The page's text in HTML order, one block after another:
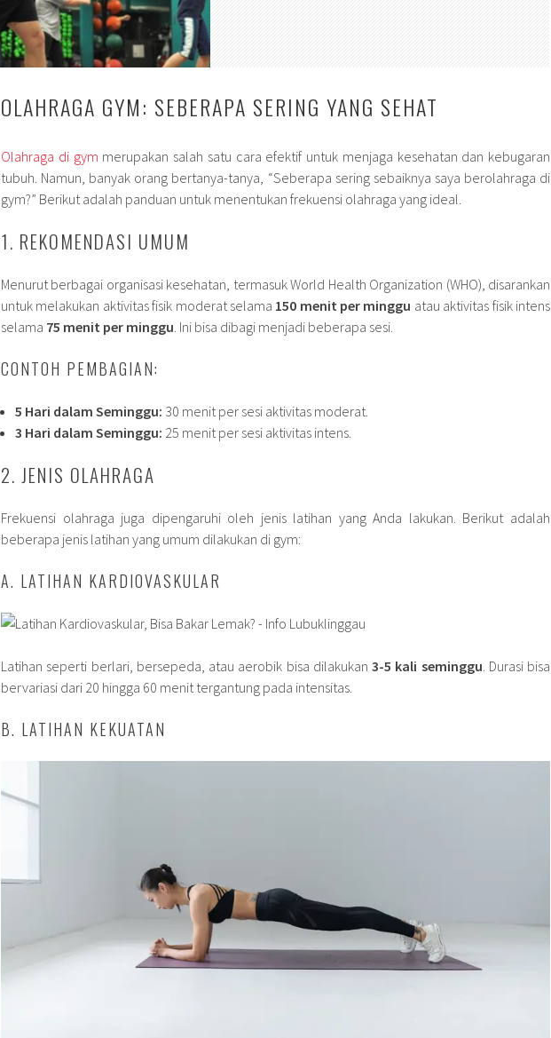
OLAHRAGA GYM: SEBERAPA SERING YANG SEHAT
Olahraga di gym merupakan salah satu cara efektif untuk menjaga kesehatan dan kebugaran
tubuh. Namun, banyak orang bertanya-tanya, “Seberapa sering sebaiknya saya berolahraga di
gym?” Berikut adalah panduan untuk menentukan frekuensi olahraga yang ideal.
1. REKOMENDASI UMUM
Menurut berbagai organisasi kesehatan, termasuk World Health Organization (WHO), disarankan
untuk melakukan aktivitas fisik moderat selama 150 menit per minggu atau aktivitas fisik intens
selama 75 menit per minggu. Ini bisa dibagi menjadi beberapa sesi.
CONTOH PEMBAGIAN:
5 Hari dalam Seminggu: 30 menit per sesi aktivitas moderat.
3 Hari dalam Seminggu: 25 menit per sesi aktivitas intens.
2. JENIS OLAHRAGA
Frekuensi olahraga juga dipengaruhi oleh jenis latihan yang Anda lakukan. Berikut adalah
beberapa jenis latihan yang umum dilakukan di gym:
A. LATIHAN KARDIOVASKULAR
Latihan seperti berlari, bersepeda, atau aerobik bisa dilakukan 3-5 kali seminggu. Durasi bisa
bervariasi dari 20 hingga 60 menit tergantung pada intensitas.
B. LATIHAN KEKUATAN